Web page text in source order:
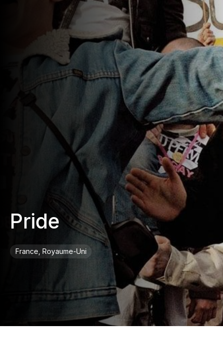
Pride
France, Royaume-Uni